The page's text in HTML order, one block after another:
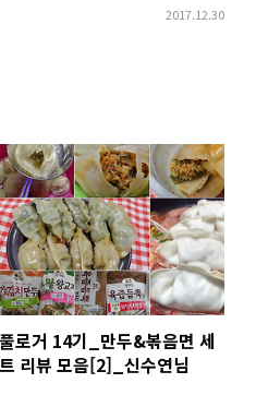
2017.12.30
풀로거 14기_만두&볶음면 세
트 리뷰 모음[2]_신수연님